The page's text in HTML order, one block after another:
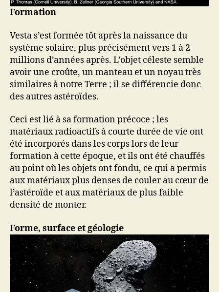
Formation
Vesta s’est formée tôt après la naissance du
système solaire, plus précisément vers 1 à 2
millions d’années après. L’objet céleste semble
avoir une croûte, un manteau et un noyau très
similaires à notre Terre ; il se différencie donc
des autres astéroïdes.
Ceci est lié à sa formation précoce ; les
matériaux radioactifs à courte durée de vie ont
été incorporés dans les corps lors de leur
formation à cette époque, et ils ont été chauffés
au point où les objets ont fondu, ce qui a permis
aux matériaux plus denses de couler au cœur de
l’astéroïde et aux matériaux de plus faible
densité de monter.
Forme, surface et géologie